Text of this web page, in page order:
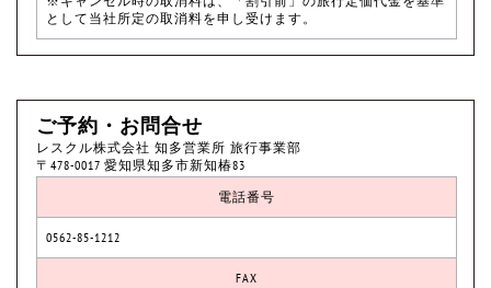
として当社所定の取消料を申し受けます。
ご予約・お問合せ
レスクル株式会社 知多営業所 旅行事業部
〒478-0017 愛知県知多市新知椿83
電話番号
0562-85-1212
FAX